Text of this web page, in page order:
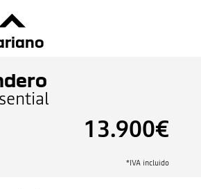
13.900€
*IVA incluido